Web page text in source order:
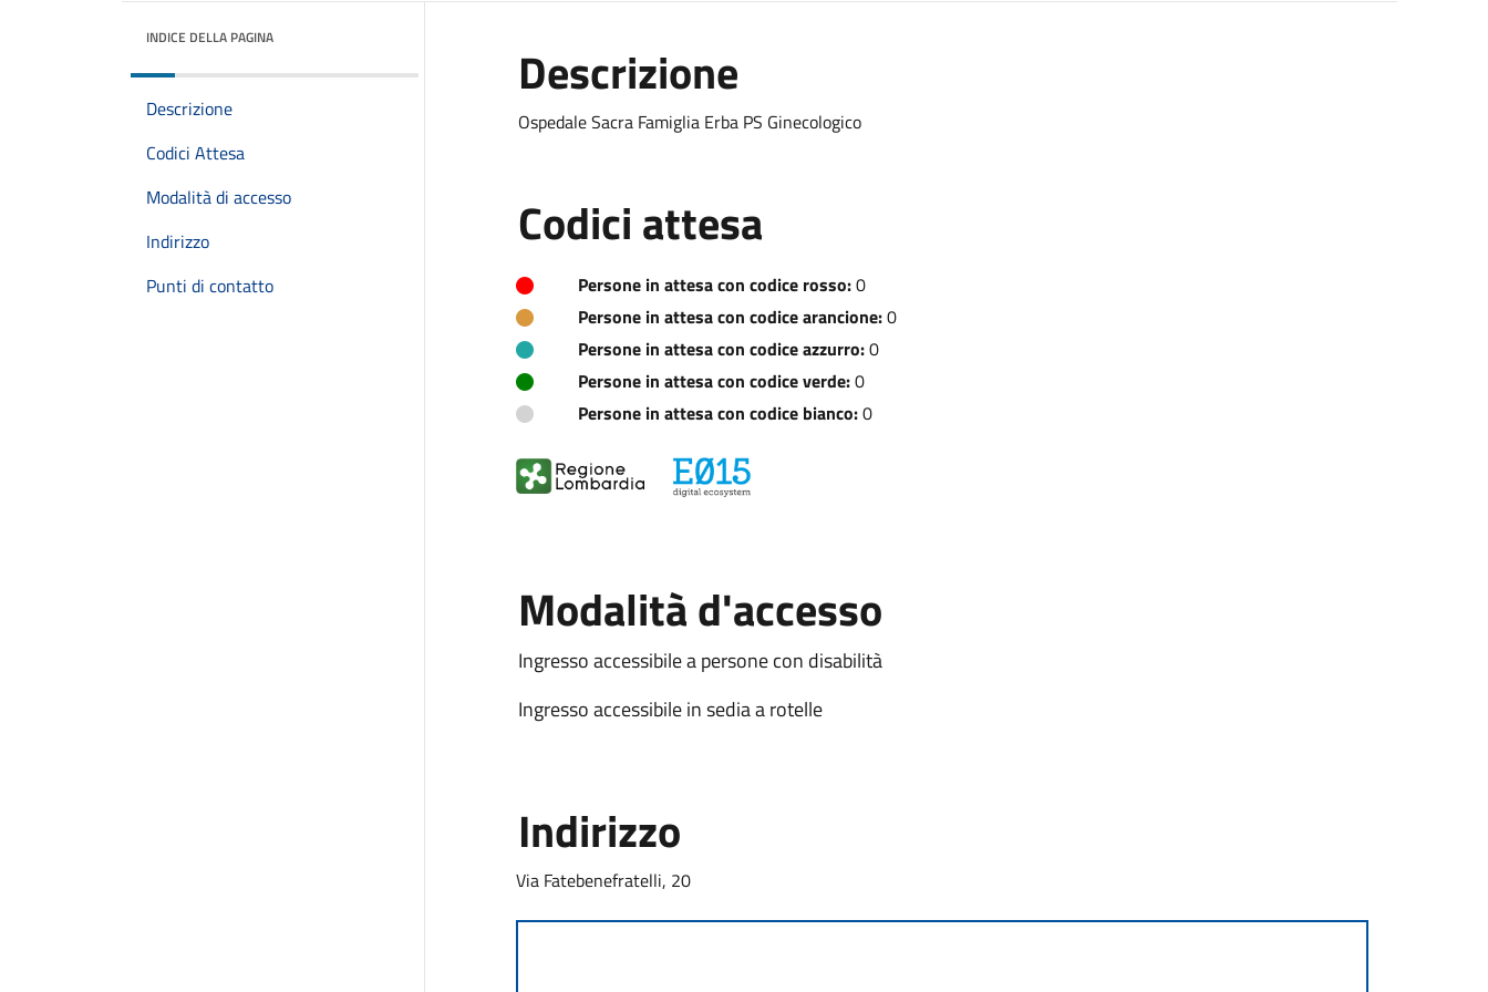
INDICE DELLA PAGINA
Descrizione
Codici Attesa
Modalità di accesso
Indirizzo
Punti di contatto
Descrizione
Ospedale Sacra Famiglia Erba PS Ginecologico
Codici attesa
Persone in attesa con codice rosso:0
Persone in attesa con codice arancione:0
Persone in attesa con codice azzurro:0
Persone in attesa con codice verde:0
Persone in attesa con codice bianco:0
Modalità d'accesso
Ingresso accessibile a persone con disabilità
Ingresso accessibile in sedia a rotelle
Indirizzo
Via Fatebenefratelli, 20